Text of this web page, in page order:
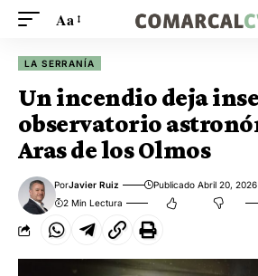
Aa
LA SERRANÍA
Un incendio deja
observatorio
Aras de los Olmos
PorJavier Ruiz Publicado Abril 20, 2026
2 Min Lectura